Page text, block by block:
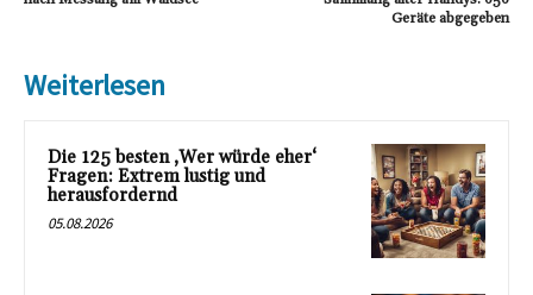
Geräte abgegeben
Weiterlesen
Die 125 besten ‚Wer würde eher‘
Fragen: Extrem lustig und
herausfordernd
05.08.2026